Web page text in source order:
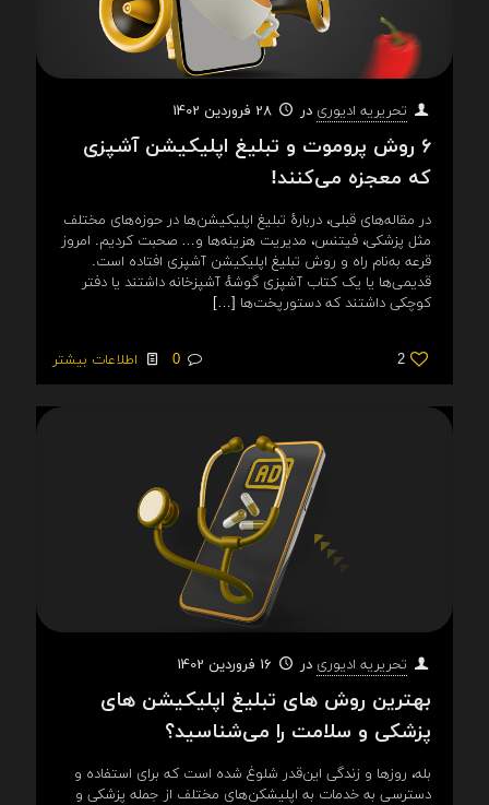
تحریریه ادیوری در 28 فروردین 1402
۶ روش پروموت و تبلیغ اپلیکیشن آشپزی
که معجزه می‌کنند!
در مقاله‌های قبلی، دربارهٔ تبلیغ اپلیکیشن‌ها در حوزه‌های مختلف
مثل پزشکی، فیتنس، مدیریت هزینه‌ها و… صحبت کردیم. امروز
قرعه به‌نام راه و روش تبلیغ اپلیکیشن آشپزی افتاده است.
قدیمی‌ها یا یک کتاب آشپزی گوشهٔ آشپزخانه داشتند یا دفتر
کوچکی داشتند که دستورپخت‌ها […]
2
0 اطلاعات بیشتر
تحریریه ادیوری در 16 فروردین 1402
بهترین روش های تبلیغ اپلیکیشن های
پزشکی و سلامت را می‌شناسید؟
بله، روزها و زندگی این‌قدر شلوغ شده است که برای استفاده و
دسترسی به خدمات به اپلیشکن‌های مختلف از جمله پزشکی و